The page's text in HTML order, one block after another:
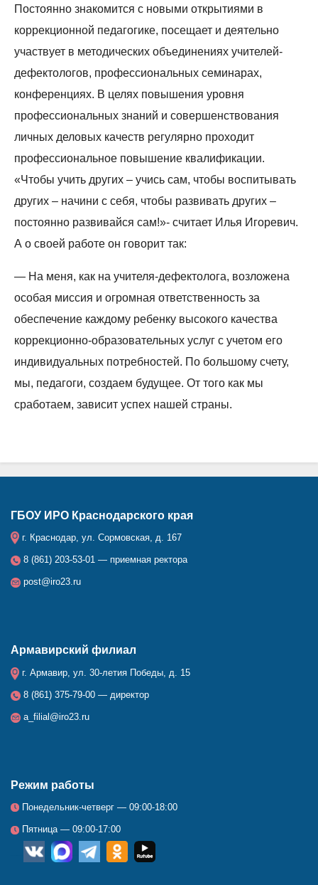
Постоянно знакомится с новыми открытиями в
коррекционной педагогике, посещает и деятельно
участвует в методических объединениях учителей-
дефектологов, профессиональных семинарах,
конференциях. В целях повышения уровня
профессиональных знаний и совершенствования
личных деловых качеств регулярно проходит
профессиональное повышение квалификации.
«Чтобы учить других – учись сам, чтобы воспитывать
других – начини с себя, чтобы развивать других –
постоянно развивайся сам!»- считает Илья Игоревич.
А о своей работе он говорит так:
— На меня, как на учителя-дефектолога, возложена
особая миссия и огромная ответственность за
обеспечение каждому ребенку высокого качества
коррекционно-образовательных услуг с учетом его
индивидуальных потребностей. По большому счету,
мы, педагоги, создаем будущее. От того как мы
сработаем, зависит успех нашей страны.
ГБОУ ИРО Краснодарского края
г. Краснодар, ул. Сормовская, д. 167
8 (861) 203-53-01 — приемная ректора
post@iro23.ru
Армавирский филиал
г. Армавир, ул. 30-летия Победы, д. 15
8 (861) 375-79-00 — директор
a_filial@iro23.ru
Режим работы
Понедельник-четверг — 09:00-18:00
Пятница — 09:00-17:00